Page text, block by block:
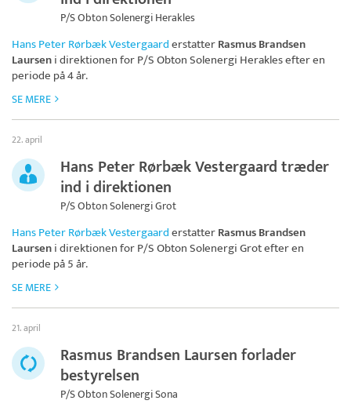
P/S Obton Solenergi Herakles
Hans Peter Rørbæk VestergaarderstatterRasmus Brandsen
Laurseni direktionen forP/S Obton Solenergi Heraklesefter en
periode på 4 år.
SE MERE
22. april
Hans Peter Rørbæk Vestergaard træder
ind i direktionen
P/S Obton Solenergi Grot
Hans Peter Rørbæk VestergaarderstatterRasmus Brandsen
Laurseni direktionen forP/S Obton Solenergi Grotefter en
periode på 5 år.
SE MERE
21. april
Rasmus Brandsen Laursen forlader
bestyrelsen
P/S Obton Solenergi Sona